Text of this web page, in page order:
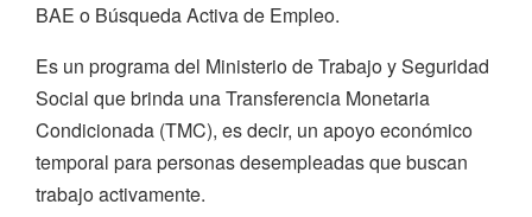
BAE o Búsqueda Activa de Empleo.
Es un programa del Ministerio de Trabajo y Seguridad
Social que brinda una Transferencia Monetaria
Condicionada (TMC), es decir, un apoyo económico
temporal para personas desempleadas que buscan
trabajo activamente.